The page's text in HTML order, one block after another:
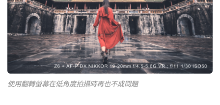
使用翻轉螢幕在低角度拍攝時再也不成問題